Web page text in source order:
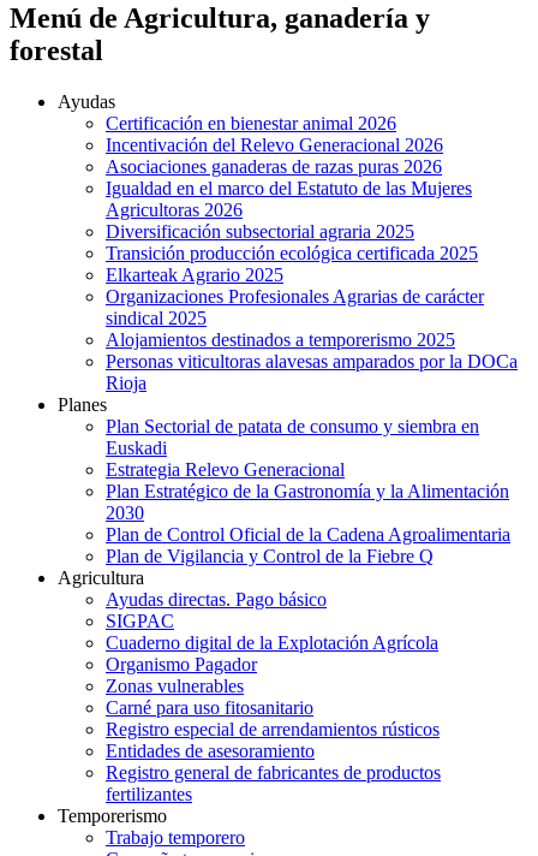
Menú de Agricultura, ganadería y
forestal
Ayudas
Certificación en bienestar animal 2026
Incentivación del Relevo Generacional 2026
Asociaciones ganaderas de razas puras 2026
Igualdad en el marco del Estatuto de las Mujeres
Agricultoras 2026
Diversificación subsectorial agraria 2025
Transición producción ecológica certificada 2025
Elkarteak Agrario 2025
Organizaciones Profesionales Agrarias de carácter
sindical 2025
Alojamientos destinados a temporerismo 2025
Personas viticultoras alavesas amparados por la DOCa
Rioja
Planes
Plan Sectorial de patata de consumo y siembra en
Euskadi
Estrategia Relevo Generacional
Plan Estratégico de la Gastronomía y la Alimentación
2030
Plan de Control Oficial de la Cadena Agroalimentaria
Plan de Vigilancia y Control de la Fiebre Q
Agricultura
Ayudas directas. Pago básico
SIGPAC
Cuaderno digital de la Explotación Agrícola
Organismo Pagador
Zonas vulnerables
Carné para uso fitosanitario
Registro especial de arrendamientos rústicos
Entidades de asesoramiento
Registro general de fabricantes de productos
fertilizantes
Temporerismo
Trabajo temporero